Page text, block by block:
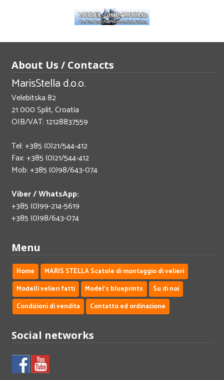
About Us / Contacts
MarisStella d.o.o.
Velebitska 82
21 000 Split, Croatia
OIB/VAT: 12128837559
Tel: +385 (0)21/544-412
Fax: +385 (0)21/544-412
Mob: +385 (0)98/643-074
Viber / WhatsApp:
+385 (0)99-214-5619
+385 (0)98/643-074
Menu
Home
MARIS STELLA Scatole di montaggio di velieri
Modelli velieri fatti
Model's blueprints
Su di noi
Condizioni di vendita
Contatto ed ordinazione
Social networks